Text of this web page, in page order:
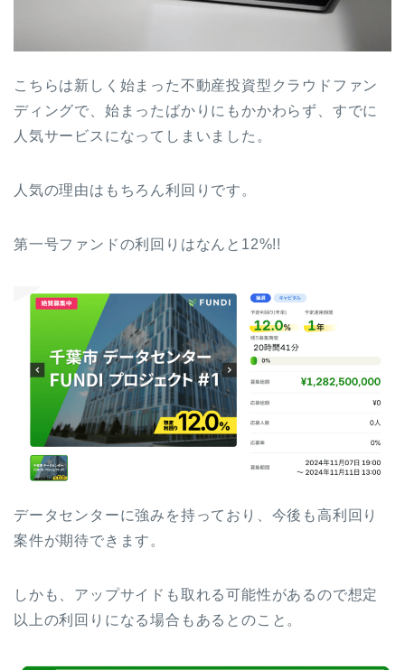
こちらは新しく始まった不動産投資型クラウドファン
ディングで、始まったばかりにもかかわらず、すでに
人気サービスになってしまいました。
人気の理由はもちろん利回りです。
第一号ファンドの利回りはなんと12%!!
データセンターに強みを持っており、今後も高利回り
案件が期待できます。
しかも、アップサイドも取れる可能性があるので想定
以上の利回りになる場合もあるとのこと。